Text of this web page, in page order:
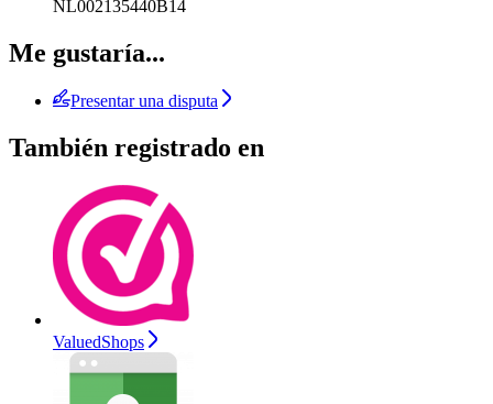
NL002135440B14
Me gustaría...
Presentar una disputa
También registrado en
ValuedShops